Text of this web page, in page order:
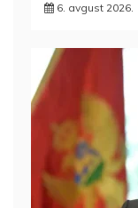
6. avgust 2026.